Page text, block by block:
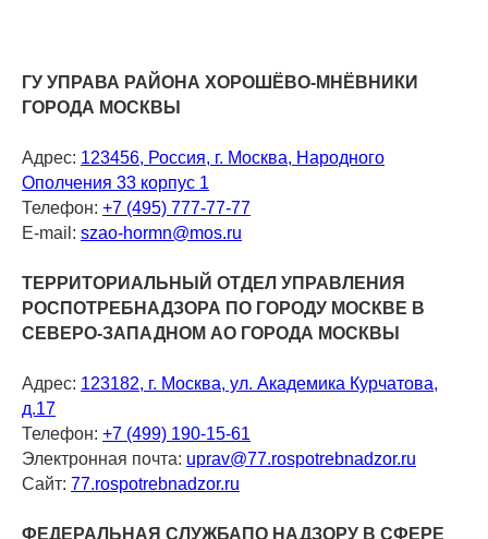
ГУ УПРАВА РАЙОНА ХОРОШЁВО-МНЁВНИКИ
ГОРОДА МОСКВЫ
Адрес: 123456, Россия, г. Москва, Народного
Ополчения 33 корпус 1
Телефон: +7 (495) 777-77-77
E-mail: szao-hormn@mos.ru
ТЕРРИТОРИАЛЬНЫЙ ОТДЕЛ УПРАВЛЕНИЯ
РОСПОТРЕБНАДЗОРА ПО ГОРОДУ МОСКВЕ В
СЕВЕРО-ЗАПАДНОМ АО ГОРОДА МОСКВЫ
Адрес: 123182, г. Москва, ул. Академика Курчатова,
д.17
Телефон: +7 (499) 190-15-61
Электронная почта: uprav@77.rospotrebnadzor.ru
Сайт: 77.rospotrebnadzor.ru
ФЕДЕРАЛЬНАЯ СЛУЖБАПО НАДЗОРУ В СФЕРЕ